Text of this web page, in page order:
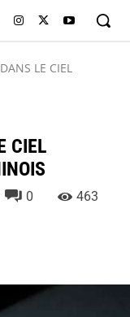
LE CIEL
CIEL
0 463